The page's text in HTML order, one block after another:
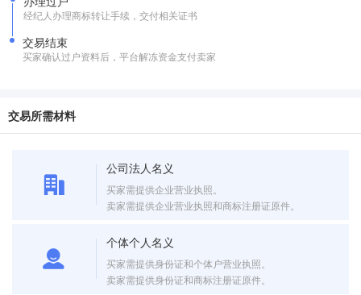
经纪人办理商标转让手续，交付相关证书
交易结束
买家确认过户资料后，平台解冻资金支付卖家
交易所需材料
公司法人名义
买家需提供企业营业执照。
卖家需提供企业营业执照和商标注册证原件。
个体个人名义
买家需提供身份证和个体户营业执照。
卖家需提供身份证和商标注册证原件。